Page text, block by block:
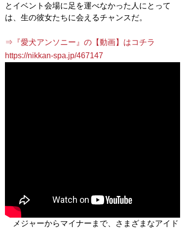
とイベント会場に足を運べなかった人にとって
は、生の彼女たちに会えるチャンスだ。
⇒『愛犬アンソニー』の【動画】はコチラ
https://nikkan-spa.jp/467147
メジャーからマイナーまで、さまざまなアイド